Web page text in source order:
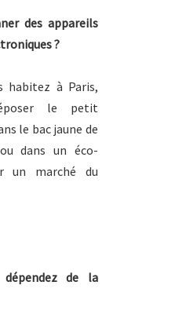
des appareils
?
habitez à Paris,
le petit
le bac jaune de
dans un éco-
un marché du
de la